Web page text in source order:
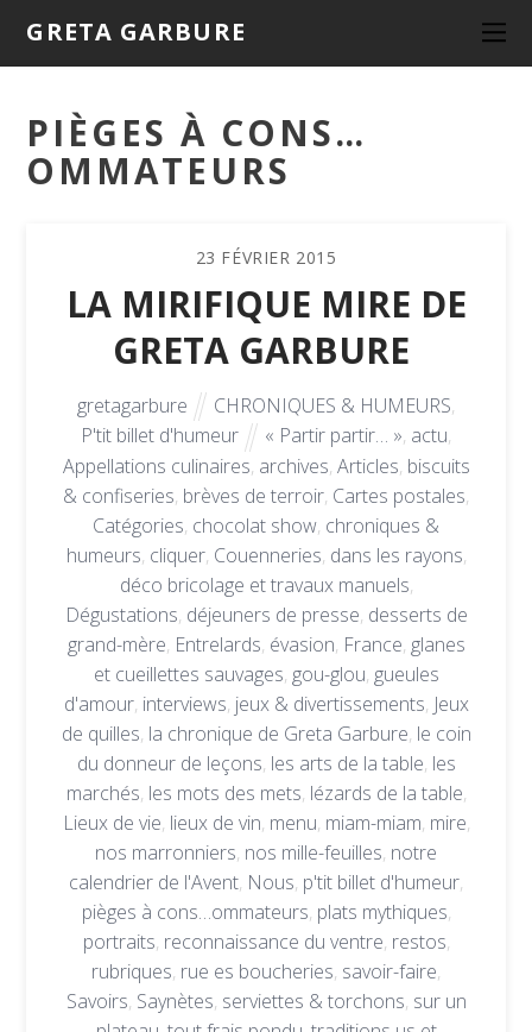
GRETA GARBURE
PIÈGES À CONS…
OMMATEURS
23 FÉVRIER 2015
LA MIRIFIQUE MIRE DE
GRETA GARBURE
gretagarbure CHRONIQUES & HUMEURS,
P'tit billet d'humeur
« Partir partir… », actu,
Appellations culinaires, archives, Articles, biscuits
& confiseries, brèves de terroir, Cartes postales,
Catégories, chocolat show, chroniques &
humeurs, cliquer, Couenneries, dans les rayons,
déco bricolage et travaux manuels,
Dégustations, déjeuners de presse, desserts de
grand-mère, Entrelards, évasion, France, glanes
et cueillettes sauvages, gou-glou, gueules
d'amour, interviews, jeux & divertissements, Jeux
de quilles, la chronique de Greta Garbure, le coin
du donneur de leçons, les arts de la table, les
marchés, les mots des mets, lézards de la table,
Lieux de vie, lieux de vin, menu, miam-miam, mire,
nos marronniers, nos mille-feuilles, notre
calendrier de l'Avent, Nous, p'tit billet d'humeur,
pièges à cons…ommateurs, plats mythiques,
portraits, reconnaissance du ventre, restos,
rubriques, rue es boucheries, savoir-faire,
Savoirs, Saynètes, serviettes & torchons, sur un